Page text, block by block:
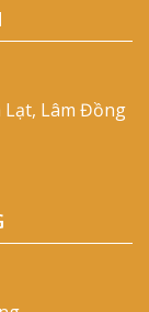
Lạt, Lâm Đồng